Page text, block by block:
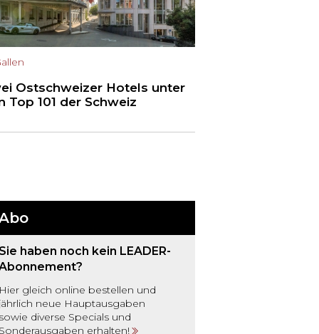
Ostschweizer Hotels unter
Top 101 der Schweiz
Sie haben noch kein LEADER-
Hier gleich online bestellen und
jährlich neue Hauptausgaben
sowie diverse Specials und
Sonderausgaben erhalten!